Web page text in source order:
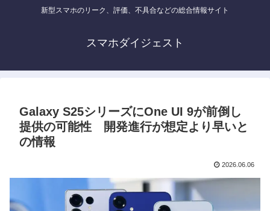
新型スマホのリーク、評価、不具合などの総合情報サイト
スマホダイジェスト
Galaxy S25シリーズにOne UI 9が前倒し
提供の可能性 開発進行が想定より早いと
の情報
2026.06.06